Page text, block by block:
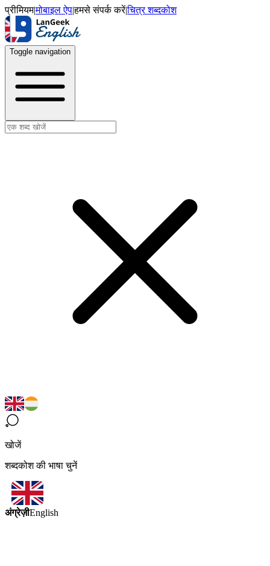
प्रीमियम|मोबाइल ऐप|हमसे संपर्क करें|चित्र शब्दकोश
Toggle navigation
खोजें
शब्दकोश की भाषा चुनें
अंग्रेज़ीEnglish